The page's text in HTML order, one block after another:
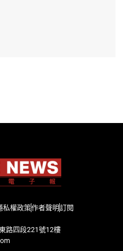
私權政策作者聲明訂閱
路四段221號12樓